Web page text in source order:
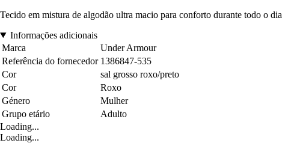
Tecido em mistura de algodão ultra macio para conforto durante todo o dia
Informações adicionais
Marca
Under Armour
Referência do fornecedor 1386847-535
Cor
sal grosso roxo/preto
Cor
Roxo
Género
Mulher
Grupo etário
Adulto
Loading...
Loading...